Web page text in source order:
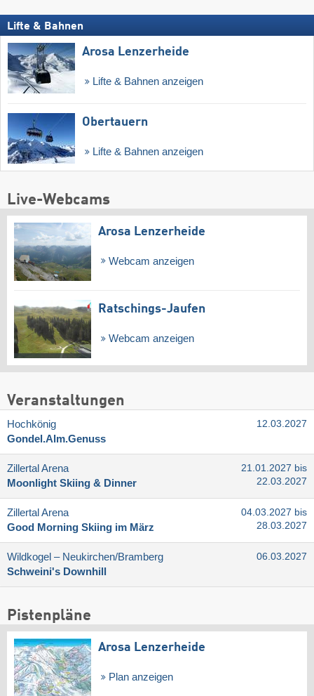
Lifte & Bahnen
Arosa Lenzerheide
Lifte & Bahnen anzeigen
Obertauern
Lifte & Bahnen anzeigen
Live-Webcams
Arosa Lenzerheide
Webcam anzeigen
Ratschings-Jaufen
Webcam anzeigen
Veranstaltungen
Hochkönig
Gondel.Alm.Genuss
12.03.2027
Zillertal Arena
Moonlight Skiing & Dinner
21.01.2027 bis
22.03.2027
Zillertal Arena
Good Morning Skiing im März
04.03.2027 bis
28.03.2027
Wildkogel – Neukirchen/​Bramberg
Schweini's Downhill
06.03.2027
Pistenpläne
Arosa Lenzerheide
Plan anzeigen